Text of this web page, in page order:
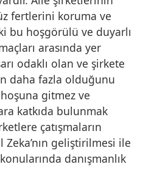
fertlerini koruma ve
bu hoşgörülü ve duyarlı
arasında yer
odaklı olan ve şirkete
daha fazla olduğunu
gitmez ve
katkıda bulunmak
çatışmaların
geliştirilmesi ile
danışmanlık